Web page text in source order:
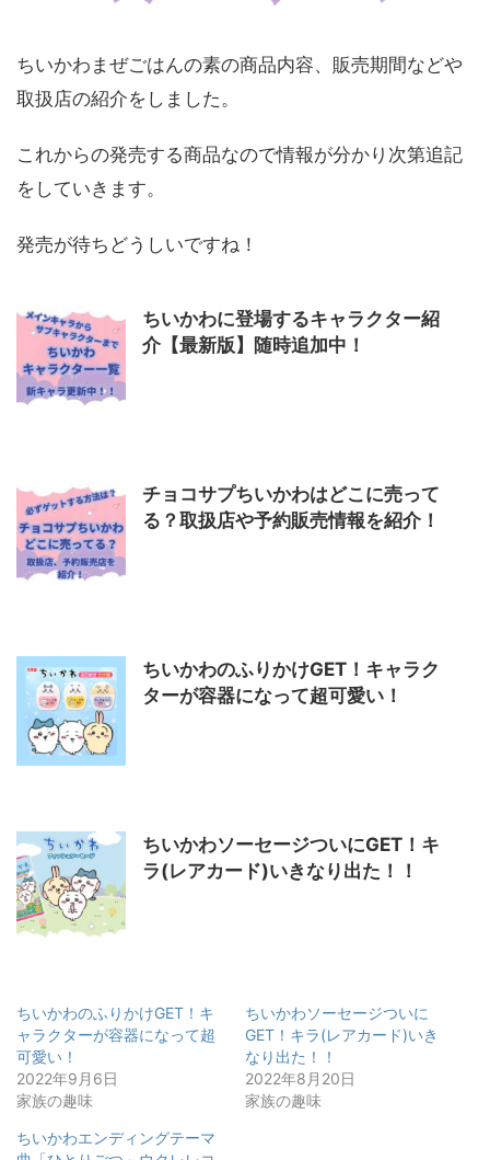
ちいかわまぜごはんの素の商品内容、販売期間などや
取扱店の紹介をしました。
これからの発売する商品なので情報が分かり次第追記
をしていきます。
発売が待ちどうしいですね！
ちいかわに登場するキャラクター紹
介【最新版】随時追加中！
チョコサプちいかわはどこに売って
る？取扱店や予約販売情報を紹介！
ちいかわのふりかけGET！キャラク
ターが容器になって超可愛い！
ちいかわソーセージついにGET！キ
ラ(レアカード)いきなり出た！！
ちいかわのふりかけGET！キ
ャラクターが容器になって超
可愛い！
2022年9月6日
家族の趣味
ちいかわソーセージついに
GET！キラ(レアカード)いき
なり出た！！
2022年8月20日
家族の趣味
ちいかわエンディングテーマ